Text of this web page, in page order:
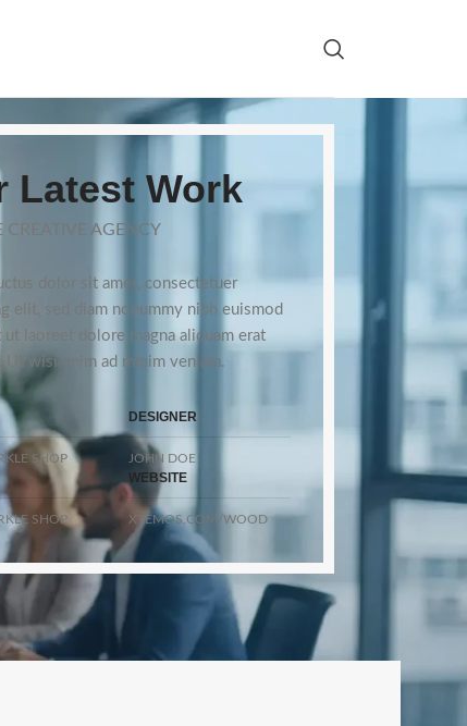
Latest Work
CREATIVE AGENCY
dolor sit amet, consectetuer
elit, sed diam nonummy nibh euismod
ut laoreet dolore magna aliquam erat
Ut wisi enim ad minim veniam.
SHOP
DESIGNER
JOHN DOE
SHOP
WEBSITE
XTEMOS.COM/WOOD